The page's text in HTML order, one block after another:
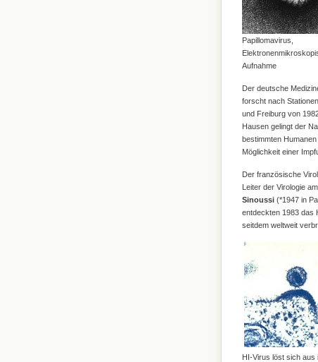
Papillomavirus,
Aufnahme
Der deutsche
forscht nach
und Freiburg von
Hausen gelingt der
bestimmten
Möglichkeit einer
Der französische
Leiter der Virologie
Sinoussi (*1947 in
entdeckten 1983 das
seitdem weltweit
HI-Virus löst sich aus